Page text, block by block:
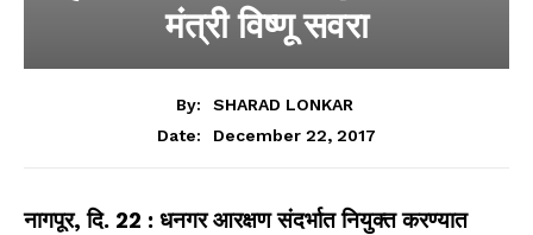
मंत्री विष्णू सवरा
By:
SHARAD LONKAR
Date:
December 22, 2017
नागपूर,दि. 22 : धनगर आरक्षण संदर्भात नियुक्त करण्यात